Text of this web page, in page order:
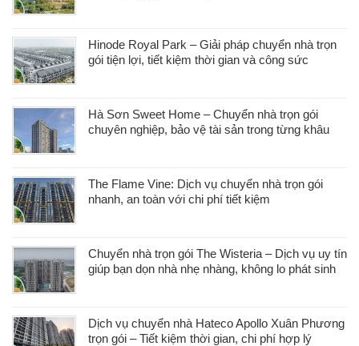
Hinode Royal Park – Giải pháp chuyển nhà trọn
gói tiện lợi, tiết kiệm thời gian và công sức
Hà Sơn Sweet Home – Chuyển nhà trọn gói
chuyên nghiệp, bảo vệ tài sản trong từng khâu
The Flame Vine: Dịch vụ chuyển nhà trọn gói
nhanh, an toàn với chi phí tiết kiệm
Chuyển nhà trọn gói The Wisteria – Dịch vụ uy tín
giúp bạn dọn nhà nhẹ nhàng, không lo phát sinh
Dịch vụ chuyển nhà Hateco Apollo Xuân Phương
trọn gói – Tiết kiệm thời gian, chi phí hợp lý